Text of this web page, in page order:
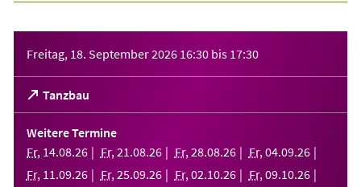
Freitag, 18. September 2026 16:30 bis 17:30
Tanzbau
(Öffnet
in
einem
neuen
Tab)
Weitere Termine
Fr, 14.08.26 Fr, 21 .08.26 Fr, 28.08.26 Fr, 04.09.26
Fr, 11 .09.26 Fr, 25.09.26 Fr, 02.10.26 Fr, 09.10.26